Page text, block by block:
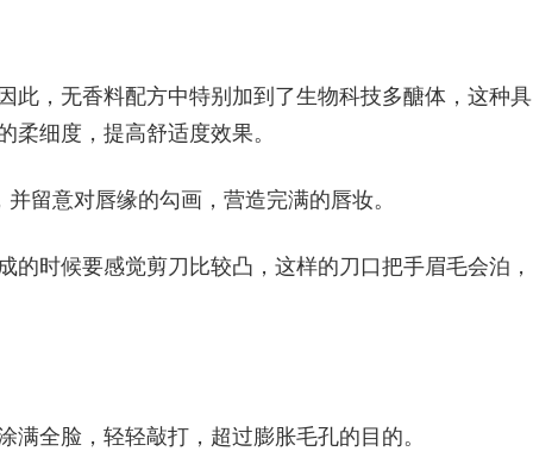
此，无香料配方中特别加到了生物科技多醣体，这种具
柔细度，提高舒适度效果。
留意对唇缘的勾画，营造完满的唇妆。
时候要感觉剪刀比较凸，这样的刀口把手眉毛会泊，
全脸，轻轻敲打，超过膨胀毛孔的目的。